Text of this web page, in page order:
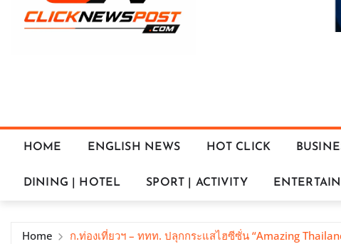
HOME ENGLISH NEWS HOT CLICK
DINING | HOTEL SPORT | ACTIVITY ENTERTAIN
Home ก.ท่องเที่ยวฯ – ททท. ปลุกกระแสไฮซีซั่น “Amazing